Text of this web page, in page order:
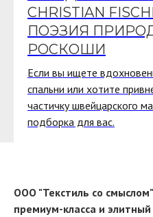
CHRISTIAN
ПОЭЗИЯ
РОСКОШИ
Если вы ищете
спальни или хотите
частичку швейцарского
подборка для вас.
ООО "Текстиль со
премиум-класса и элитный